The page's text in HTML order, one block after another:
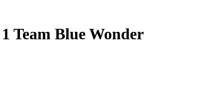
Team Blue Wonder